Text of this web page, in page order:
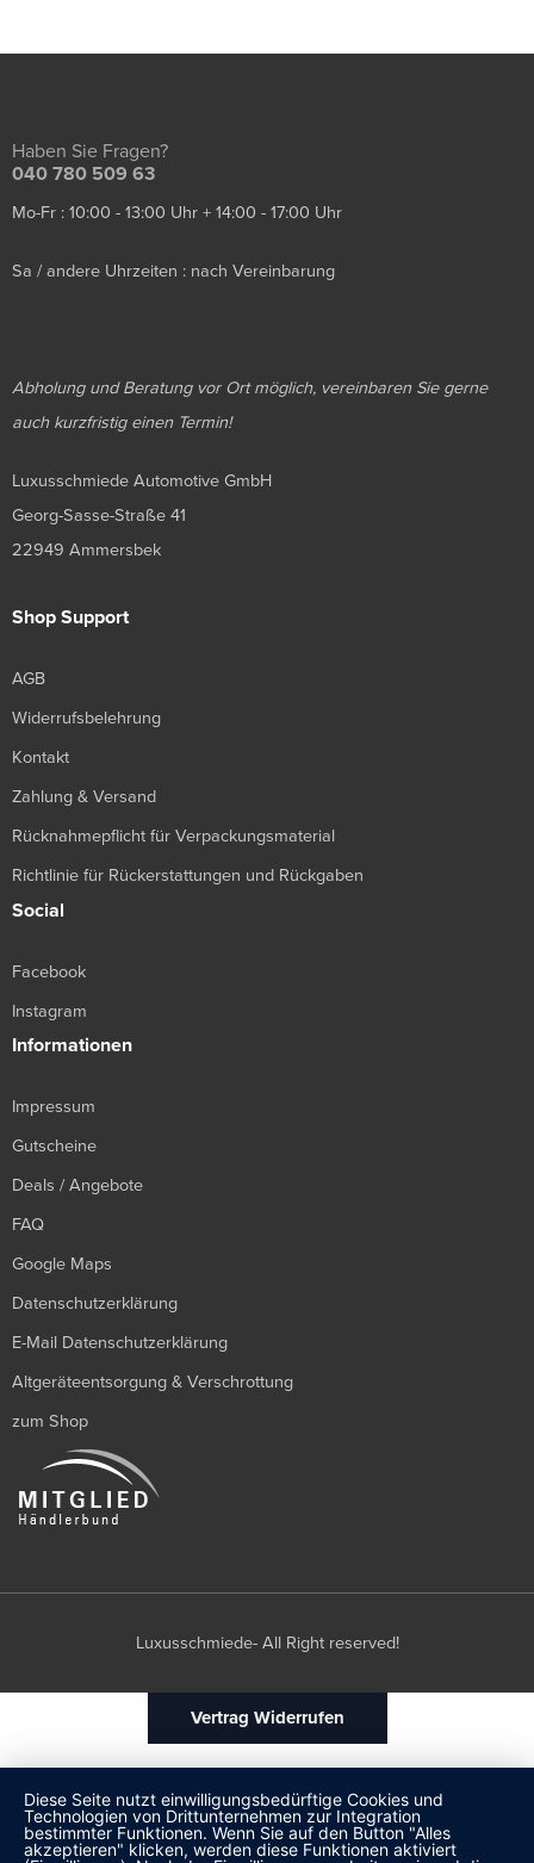
Haben Sie Fragen?
040 780 509 63
Mo-Fr : 10:00 - 13:00 Uhr + 14:00 - 17:00 Uhr
Sa / andere Uhrzeiten : nach Vereinbarung
Abholung und Beratung vor Ort möglich, vereinbaren Sie gerne
auch kurzfristig einen Termin!
Luxusschmiede Automotive GmbH
Georg-Sasse-Straße 41
22949 Ammersbek
Shop Support
AGB
Widerrufsbelehrung
Kontakt
Zahlung & Versand
Rücknahmepflicht für Verpackungsmaterial
Richtlinie für Rückerstattungen und Rückgaben
Social
Facebook
Instagram
Informationen
Impressum
Gutscheine
Deals / Angebote
FAQ
Google Maps
Datenschutzerklärung
E-Mail Datenschutzerklärung
Altgeräteentsorgung & Verschrottung
zum Shop
Luxusschmiede- All Right reserved!
Vertrag Widerrufen
Diese Seite nutzt einwilligungsbedürftige Cookies und
Technologien von Drittunternehmen zur Integration
bestimmter Funktionen. Wenn Sie auf den Button "Alles
akzeptieren" klicken, werden diese Funktionen aktiviert